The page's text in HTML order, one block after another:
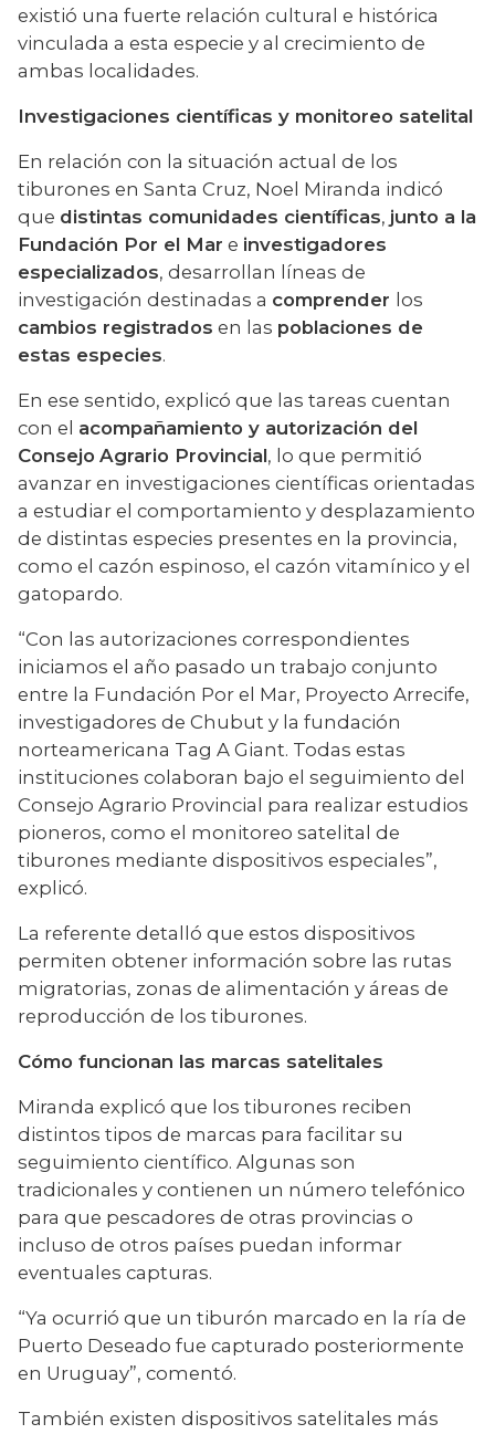
existió una fuerte relación cultural e histórica
vinculada a esta especie y al crecimiento de
ambas localidades.
Investigaciones científicas y monitoreo satelital
En relación con la situación actual de los
tiburones en Santa Cruz, Noel Miranda indicó
que distintas comunidades científicas, junto a la
Fundación Por el Mar e investigadores
especializados, desarrollan líneas de
investigación destinadas a comprender
cambios registrados en las poblaciones de
estas especies.
En ese sentido, explicó que las tareas cuentan
con el acompañamiento y autorización del
Consejo Agrario Provincial, lo que permitió
avanzar en investigaciones científicas orientadas
a estudiar el comportamiento y desplazamiento
de distintas especies presentes en la provincia,
como el cazón espinoso, el cazón vitamínico y el
gatopardo.
“Con las autorizaciones correspondientes
iniciamos el año pasado un trabajo conjunto
entre la Fundación Por el Mar, Proyecto Arrecife,
investigadores de Chubut y la fundación
norteamericana Tag A Giant. Todas estas
instituciones colaboran bajo el seguimiento del
Consejo Agrario Provincial para realizar estudios
pioneros, como el monitoreo satelital de
tiburones mediante dispositivos especiales”,
explicó.
La referente detalló que estos dispositivos
permiten obtener información sobre las rutas
migratorias, zonas de alimentación y áreas de
reproducción de los tiburones.
Cómo funcionan las marcas satelitales
Miranda explicó que los tiburones reciben
distintos tipos de marcas para facilitar su
seguimiento científico. Algunas son
tradicionales y contienen un número telefónico
para que pescadores de otras provincias o
incluso de otros países puedan informar
eventuales capturas.
“Ya ocurrió que un tiburón marcado en la ría de
Puerto Deseado fue capturado posteriormente
en Uruguay”, comentó.
También existen dispositivos satelitales más